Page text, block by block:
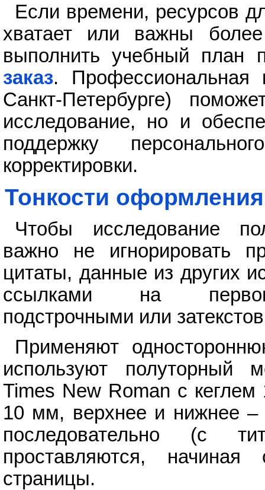
Если времени, ресурсов
хватает или важны
выполнить учебный план
заказ. Профессиональная
Санкт-Петербурге)
исследование, но и
поддержку
корректировки.
Тонкости
Чтобы исследование
важно не игнорировать
цитаты, данные из других
ссылками на
подстрочными или
Применяют
используют полуторный
Times New Roman с
10 мм, верхнее и нижнее
последовательно (с
проставляются,
страницы.